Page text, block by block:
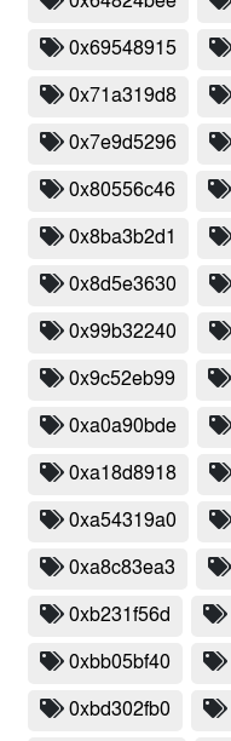
0x69548915
0x71a319d8
0x7e9d5296
0x80556c46
0x8ba3b2d1
0x8d5e3630
0x99b32240
0x9c52eb99
0xa0a90bde
0xa18d8918
0xa54319a0
0xa8c83ea3
0xb231f56d
0xbb05bf40
0xbd302fb0